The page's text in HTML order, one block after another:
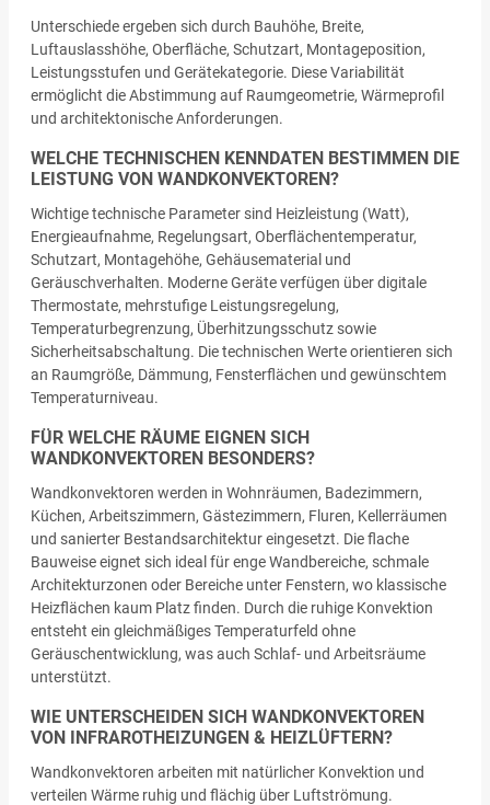
Unterschiede ergeben sich durch Bauhöhe, Breite,
Luftauslasshöhe, Oberfläche, Schutzart, Montageposition,
Leistungsstufen und Gerätekategorie. Diese Variabilität
ermöglicht die Abstimmung auf Raumgeometrie, Wärmeprofil
und architektonische Anforderungen.
WELCHE TECHNISCHEN KENNDATEN BESTIMMEN DIE
LEISTUNG VON WANDKONVEKTOREN?
Wichtige technische Parameter sind Heizleistung (Watt),
Energieaufnahme, Regelungsart, Oberflächentemperatur,
Schutzart, Montagehöhe, Gehäusematerial und
Geräuschverhalten. Moderne Geräte verfügen über digitale
Thermostate, mehrstufige Leistungsregelung,
Temperaturbegrenzung, Überhitzungsschutz sowie
Sicherheitsabschaltung. Die technischen Werte orientieren sich
an Raumgröße, Dämmung, Fensterflächen und gewünschtem
Temperaturniveau.
FÜR WELCHE RÄUME EIGNEN SICH
WANDKONVEKTOREN BESONDERS?
Wandkonvektoren werden in Wohnräumen, Badezimmern,
Küchen, Arbeitszimmern, Gästezimmern, Fluren, Kellerräumen
und sanierter Bestandsarchitektur eingesetzt. Die flache
Bauweise eignet sich ideal für enge Wandbereiche, schmale
Architekturzonen oder Bereiche unter Fenstern, wo klassische
Heizflächen kaum Platz finden. Durch die ruhige Konvektion
entsteht ein gleichmäßiges Temperaturfeld ohne
Geräuschentwicklung, was auch Schlaf- und Arbeitsräume
unterstützt.
WIE UNTERSCHEIDEN SICH WANDKONVEKTOREN
VON INFRAROTHEIZUNGEN & HEIZLÜFTERN?
Wandkonvektoren arbeiten mit natürlicher Konvektion und
verteilen Wärme ruhig und flächig über Luftströmung.